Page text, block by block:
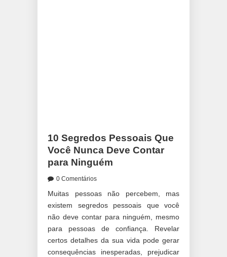
10 Segredos Pessoais Que
Você Nunca Deve Contar
para Ninguém
0 Comentários
Muitas pessoas não percebem, mas
existem segredos pessoais que você
não deve contar para ninguém, mesmo
para pessoas de confiança. Revelar
certos detalhes da sua vida pode gerar
consequências inesperadas, prejudicar